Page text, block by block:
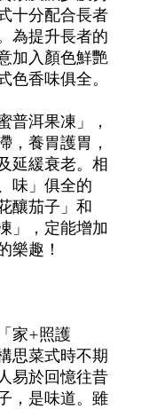
十分配合長者
為提升長者的
加入顏色鮮艷
色香味俱全。
普洱果凍」，
，養胃護胃，
延緩衰老。相
味」俱全的
釀茄子」和
」，定能增加
樂趣！
家+照護
思菜式時不期
易於回憶往昔
，是味道。雖